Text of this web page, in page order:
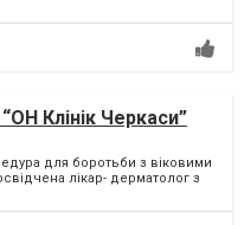
Клінік Черкаси”
для боротьби з віковими
лікар- дерматолог з